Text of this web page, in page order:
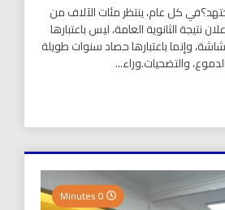
كل عام، ينتظر مئات الآلاف من
نتيجة الثانوية العامة، ليس باعتبارها
وإنما باعتبارها حصاد سنوات طويلة
والتضحيات.وراء...